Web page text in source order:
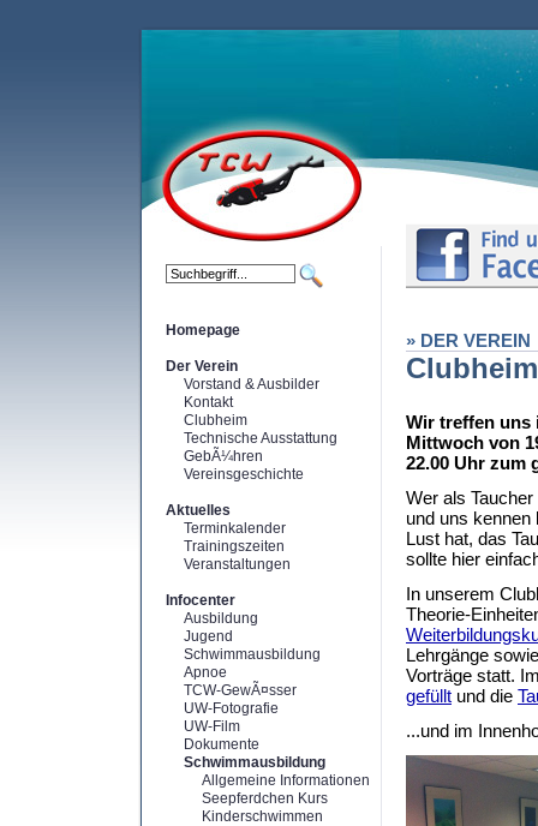
Homepage
Der Verein
Vorstand & Ausbilder
Kontakt
Clubheim
Technische Ausstattung
GebÃ¼hren
Vereinsgeschichte
Aktuelles
Terminkalender
Trainingszeiten
Veranstaltungen
Infocenter
Ausbildung
Jugend
Schwimmausbildung
Apnoe
TCW-GewÃ¤sser
UW-Fotografie
UW-Film
Dokumente
Schwimmausbildung
Allgemeine Informationen
Seepferdchen Kurs
Kinderschwimmen
» DER VEREIN
Clubheim
Wir treffen uns
Mittwoch von
22.00 Uhr zum
Wer als
und uns kennen
Lust hat, das
sollte hier
In unserem
Theorie-
Lehrgänge
Vorträge statt.
gefüllt und die
...und im